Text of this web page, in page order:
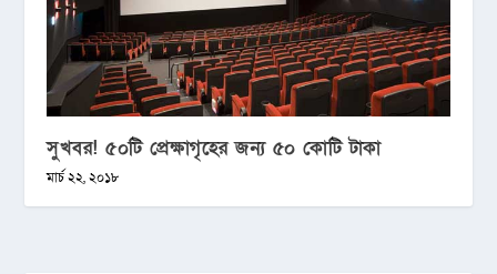
সুখবর! ৫০টি প্রেক্ষাগৃহের জন্য ৫০ কোটি টাকা
মার্চ ২২, ২০১৮